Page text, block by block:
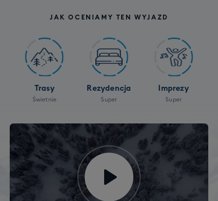
JAK OCENIAMY TEN WYJAZD
Trasy
Świetnie
Rezydencja
Super
Imprezy
Super